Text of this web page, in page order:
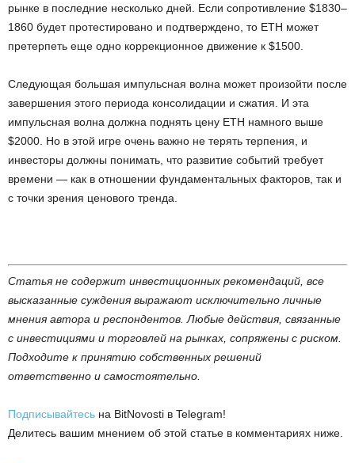
рынке в последние несколько дней. Если сопротивление $1830–
1860 будет протестировано и подтверждено, то ETH может
претерпеть еще одно коррекционное движение к $1500.
Следующая большая импульсная волна может произойти после
завершения этого периода консолидации и сжатия. И эта
импульсная волна должна поднять цену ETH намного выше
$2000. Но в этой игре очень важно не терять терпения, и
инвесторы должны понимать, что развитие событий требует
времени — как в отношении фундаментальных факторов, так и
с точки зрения ценового тренда.
Статья не содержит инвестиционных рекомендаций, все
высказанные суждения выражают исключительно личные
мнения автора и респондентов. Любые действия, связанные
с инвестициями и торговлей на рынках, сопряжены с риском.
Подходите к принятию собственных решений
ответственно и самостоятельно.
Подписывайтесь на BitNovosti в Telegram!
Делитесь вашим мнением об этой статье в комментариях ниже.